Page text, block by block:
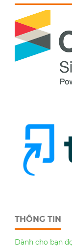
THÔNG TIN
Dành cho bạn